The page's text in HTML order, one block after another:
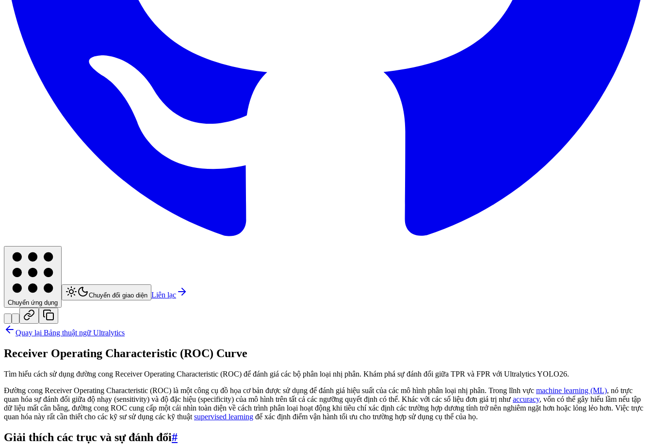
Chuyển ứng dụng
Chuyển đổi giao diện Liên lạc
Quay lại Bảng thuật ngữ Ultralytics
Receiver Operating Characteristic (ROC) Curve
Tìm hiểu cách sử dụng đường cong Receiver Operating Characteristic (ROC) để đánh giá các bộ phân loại nhị phân. Khám phá sự đánh đổi giữa TPR và FPR với Ultralytics YOLO26.
Đường cong Receiver Operating Characteristic (ROC) là một công cụ đồ họa cơ bản được sử dụng để đánh giá hiệu suất của các mô hình phân loại nhị phân. Trong lĩnh vực machine learning (ML), nó trực
quan hóa sự đánh đổi giữa độ nhạy (sensitivity) và độ đặc hiệu (specificity) của mô hình trên tất cả các ngưỡng quyết định có thể. Khác với các số liệu đơn giá trị như accuracy, vốn có thể gây hiểu lầm nếu tập
dữ liệu mất cân bằng, đường cong ROC cung cấp một cái nhìn toàn diện về cách trình phân loại hoạt động khi tiêu chí xác định các trường hợp dương tính trở nên nghiêm ngặt hơn hoặc lỏng lẻo hơn. Việc trực
quan hóa này rất cần thiết cho các kỹ sư sử dụng các kỹ thuật supervised learning để xác định điểm vận hành tối ưu cho trường hợp sử dụng cụ thể của họ.
Giải thích các trục và sự đánh đổi#